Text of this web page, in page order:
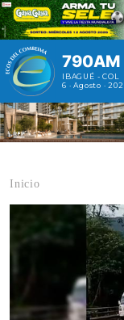
Pasar al contenido
790AM
IBAGUÉ - COL
6 · Agosto ·
Inicio
Contenido